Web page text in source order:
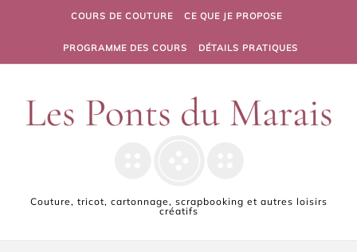
Skip to contentCOURS DE COUTURE CE QUE JE PROPOSE
PROGRAMME DES COURS DÉTAILS PRATIQUES
Couture, tricot, cartonnage, scrapbooking et autres loisirs
créatifs